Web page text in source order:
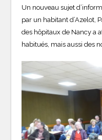
Un nouveau sujet
par un habitant d’Azelot,
des hôpitaux de Nancy a
habitués, mais aussi des